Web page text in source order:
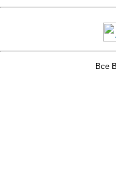
Все